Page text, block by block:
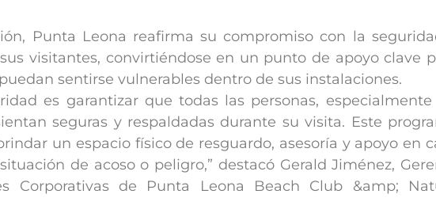
Punta Leona reafirma su compromiso con la
visitantes, convirtiéndose en un punto de apoyo clave
sentirse vulnerables dentro de sus instalaciones.
es garantizar que todas las personas, especialmente
seguras y respaldadas durante su visita. Este
un espacio físico de resguardo, asesoría y apoyo en
de acoso o peligro,” destacó Gerald Jiménez,
Corporativas de Punta Leona Beach Club &amp;